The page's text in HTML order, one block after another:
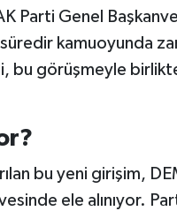
Parti Genel
kamuoyunda
bu görüşmeyle
bu yeni girişim,
ele alınıyor.